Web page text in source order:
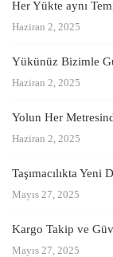
Her Yükte aynı
Haziran 2, 2025
Yükünüz Bizimle
Haziran 2, 2025
Yolun Her
Haziran 2, 2025
Taşımacılıkta Yeni
Mayıs 27, 2025
Kargo Takip ve
Mayıs 27, 2025